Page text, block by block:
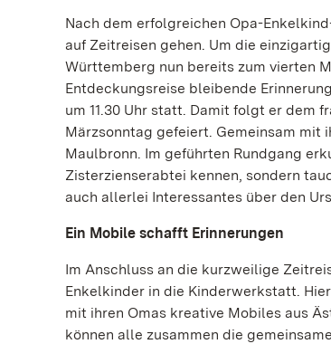
Nach dem erfolgreichen Opa-
auf Zeitreisen gehen. Um die
Württemberg nun bereits zum vierten
Entdeckungsreise bleibende
um 11.30 Uhr statt. Damit folgt er dem
Märzsonntag gefeiert. Gemeinsam mit
Maulbronn. Im geführten Rundgang
Zisterzienserabtei kennen, sondern
auch allerlei Interessantes über den
Ein Mobile schafft Erinnerungen
Im Anschluss an die kurzweilige
Enkelkinder in die Kinderwerkstatt.
mit ihren Omas kreative Mobiles aus
können alle zusammen die